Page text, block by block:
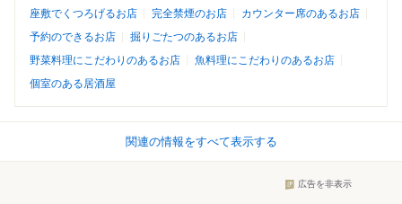
座敷でくつろげるお店
完全禁煙のお店
カウンター席のあるお店
予約のできるお店
掘りごたつのあるお店
野菜料理にこだわりのあるお店
魚料理にこだわりのあるお店
個室のある居酒屋
関連の情報をすべて表示する
広告を非表示